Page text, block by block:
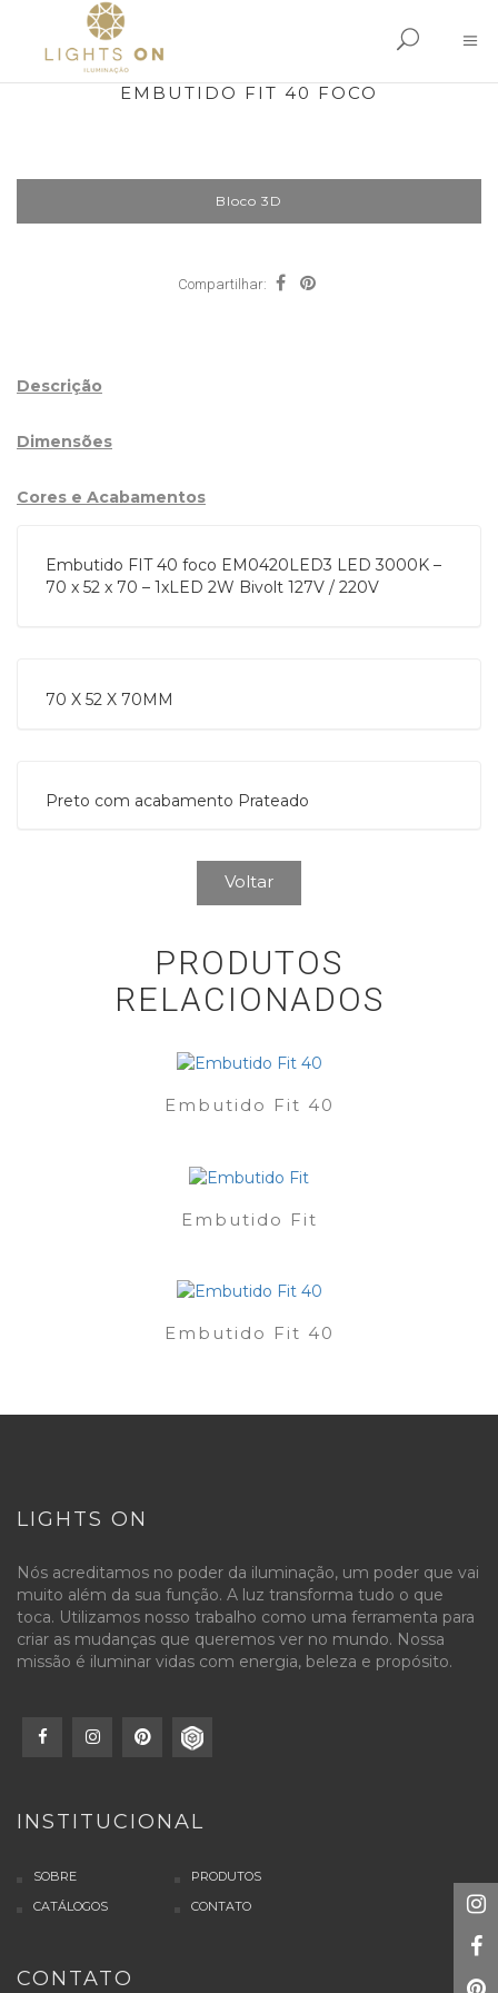
EMBUTIDO FIT 40 FOCO
Bloco 3D
Compartilhar:
Descrição
Dimensões
Cores e Acabamentos
Embutido FIT 40 foco EM0420LED3 LED 3000K –
70 x 52 x 70 – 1xLED 2W Bivolt 127V / 220V
70 X 52 X 70MM
Preto com acabamento Prateado
Voltar
PRODUTOS
RELACIONADOS
Embutido Fit 40
Embutido Fit
Embutido Fit 40
LIGHTS ON
Nós acreditamos no poder da iluminação, um poder que vai
muito além da sua função. A luz transforma tudo o que
toca. Utilizamos nosso trabalho como uma ferramenta para
criar as mudanças que queremos ver no mundo. Nossa
missão é iluminar vidas com energia, beleza e propósito.
INSTITUCIONAL
SOBRE
PRODUTOS
CATÁLOGOS
CONTATO
CONTATO